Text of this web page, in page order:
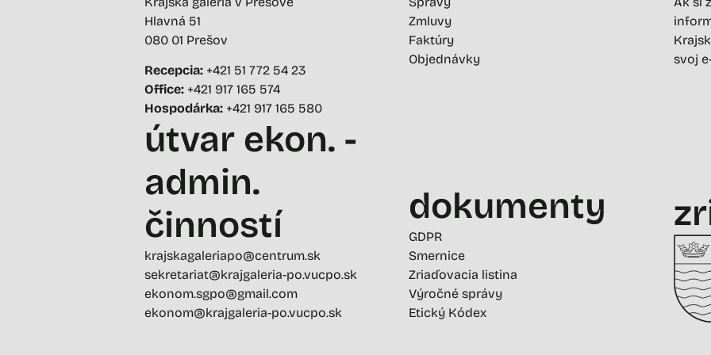
Hlavná 51
080 01 Prešov
Recepcia: +421 51 772 54 23
Office: +421 917 165 574
Hospodárka: +421 917 165 580
útvar ekon. -
admin.
činností
krajskagaleriapo@centrum.sk
sekretariat@krajgaleria-po.vucpo.sk
ekonom.sgpo@gmail.com
ekonom@krajgaleria-po.vucpo.sk
Zmluvy
Faktúry
Objednávky
dokumenty
GDPR
Smernice
Zriaďovacia listina
Výročné správy
Etický Kódex
svoj